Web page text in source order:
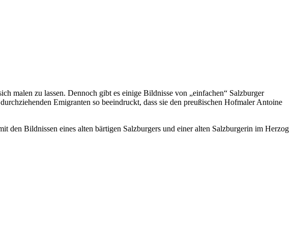
malen zu lassen. Dennoch gibt es einige Bildnisse von „einfachen“ Salzburger
Emigranten so beeindruckt, dass sie den preußischen Hofmaler Antoine
den Bildnissen eines alten bärtigen Salzburgers und einer alten Salzburgerin im Herzog